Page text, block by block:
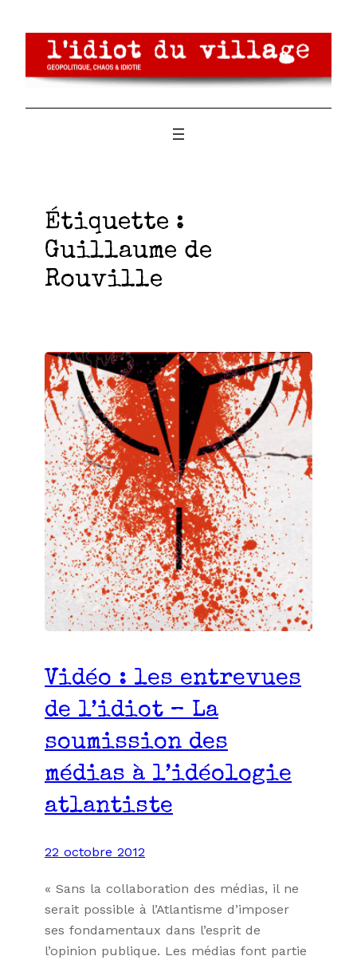
contenu
Étiquette :
Guillaume de
Rouville
Vidéo : les entrevues
de l’idiot – La
soumission des
médias à l’idéologie
atlantiste
22 octobre 2012
« Sans la collaboration des médias, il ne
serait possible à l’Atlantisme d’imposer
ses fondamentaux dans l’esprit de
l’opinion publique. Les médias font partie